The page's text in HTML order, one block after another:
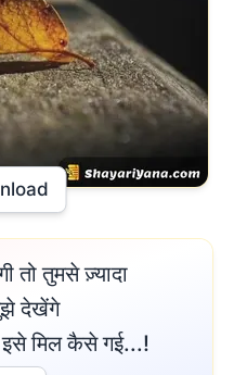
देखेंगे
इसे मिल कैसे गई...!